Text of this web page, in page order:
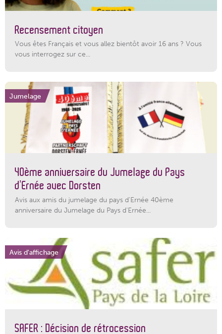
Recensement citoyen
Vous êtes Français et vous allez bientôt avoir 16 ans ? Vous
vous interrogez sur ce...
Jumelage
40ème anniversaire du Jumelage du Pays
d’Ernée avec Dorsten
Avis aux amis du jumelage du pays d'Ernée 40ème
anniversaire du Jumelage du Pays d'Ernée...
Avis d'affichage
SAFER : Décision de rétrocession